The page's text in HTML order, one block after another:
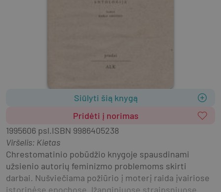
Siūlyti šią knygą
Pridėti į norimas
1995606 psl.ISBN 9986405238
Viršelis: Kietas
Chrestomatinio pobūdžio knygoje spausdinami
užsienio autorių feminizmo problemoms skirti
darbai. Nušviečiama požiūrio į moterį raida įvairiose
istorinėse epochose. Įžanginiuose straipsniuose